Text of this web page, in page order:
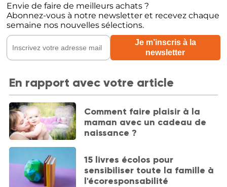
Envie de faire de meilleurs achats ?
Abonnez-vous à notre newsletter et recevez chaque
semaine nos nouvelles sélections.
En rapport avec votre article
Comment faire plaisir à la
maman avec un cadeau de
naissance ?
15 livres écolos pour
sensibiliser toute la famille à
l'écoresponsabilité